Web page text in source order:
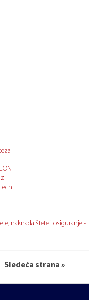
Sledeća strana »
naknada štete i osiguranje -